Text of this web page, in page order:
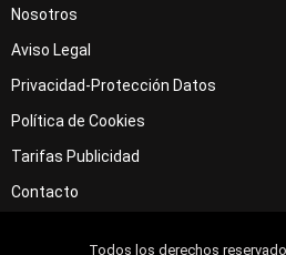
Nosotros
Aviso Legal
Privacidad-Protección Datos
Política de Cookies
Tarifas Publicidad
Contacto
Todos los derechos